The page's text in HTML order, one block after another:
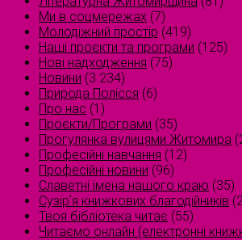
Ми в соцмережах (7)
Молодіжний простір (419)
Наші проєкти та програми (125)
Нові надходження (75)
Новини (3 234)
Природа Полісся (6)
Про нас (1)
Проєкти/Програми (35)
Прогулянка вулицями Житомира
Професійні навчання (12)
Професійні новини (96)
Славетні імена нашого краю (35)
Сузірʼя книжкових благодійників
Твоя бібліотека читає (55)
Читаємо онлайн (електронні